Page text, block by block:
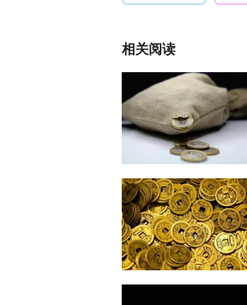
相关阅读